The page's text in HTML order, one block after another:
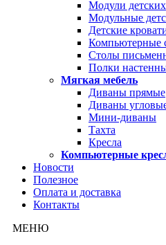
Модули детских
Модульные
Детские
Компьютерные
Столы
Полки
Мягкая мебель
Диваны прямые
Диваны
Мини-диваны
Тахта
Кресла
Компьютерные
Новости
Полезное
Оплата и доставка
Контакты
МЕНЮ